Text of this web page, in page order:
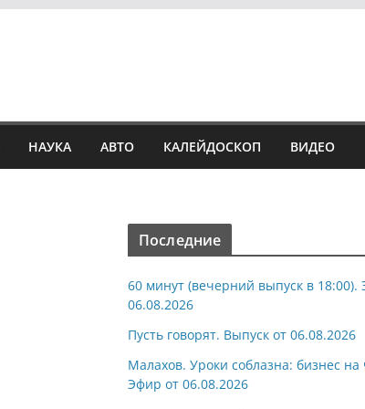
НАУКА АВТО КАЛЕЙДОСКОП ВИДЕО
Последние
60 минут (вечерний выпуск в 18:00).
06.08.2026
Пусть говорят. Выпуск от 06.08.2026
Малахов. Уроки соблазна: бизнес на
Эфир от 06.08.2026